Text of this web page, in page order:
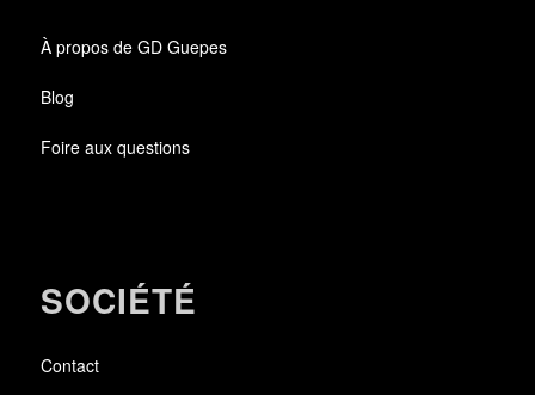
À propos de GD Guepes
Blog
Foire aux questions
SOCIÉTÉ
Contact